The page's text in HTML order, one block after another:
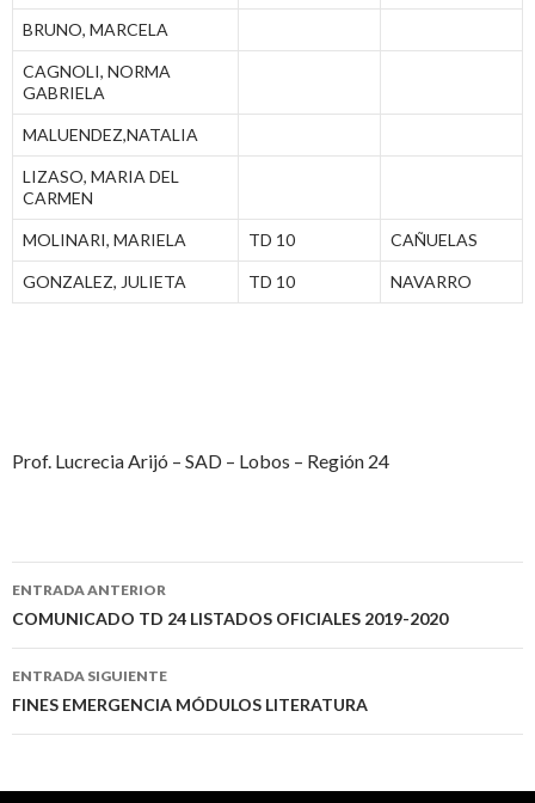
BRUNO, MARCELA
CAGNOLI, NORMA
GABRIELA
MALUENDEZ,NATALIA
LIZASO, MARIA DEL
CARMEN
MOLINARI, MARIELA TD 10 CAÑUELAS
GONZALEZ, JULIETA TD 10 NAVARRO
Prof. Lucrecia Arijó – SAD – Lobos – Región 24
Navegación
de
entradas
ENTRADA ANTERIOR
COMUNICADO TD 24 LISTADOS OFICIALES 2019-2020
ENTRADA SIGUIENTE
FINES EMERGENCIA MÓDULOS LITERATURA